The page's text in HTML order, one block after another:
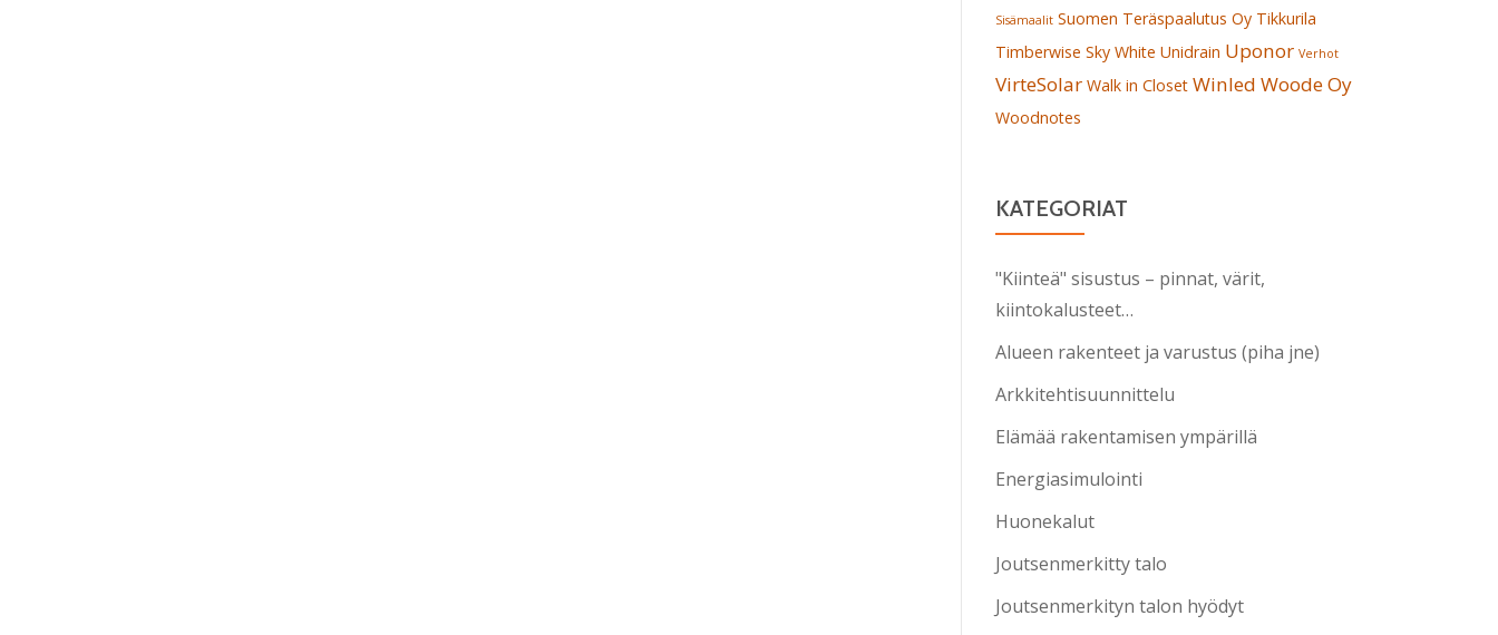
Sisämaalit Suomen Teräspaalutus Oy Tikkurila
Timberwise Sky White Unidrain Uponor Verhot
VirteSolar Walk in Closet Winled Woode Oy
Woodnotes
KATEGORIAT
"Kiinteä" sisustus – pinnat, värit,
kiintokalusteet…
Alueen rakenteet ja varustus (piha jne)
Arkkitehtisuunnittelu
Elämää rakentamisen ympärillä
Energiasimulointi
Huonekalut
Joutsenmerkitty talo
Joutsenmerkityn talon hyödyt